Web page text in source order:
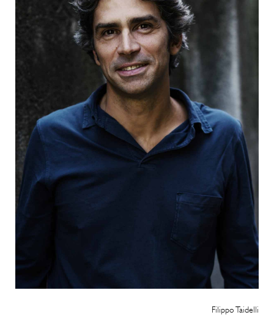
Filippo Taidelli